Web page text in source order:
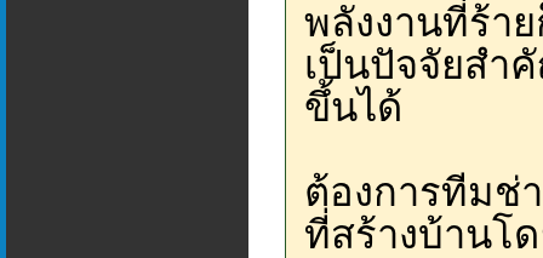
พลังงานที่ร้า
เป็นปัจจัยสำ
ขึ้นได้
ต้องการทีมช่
ที่สร้างบ้านโ